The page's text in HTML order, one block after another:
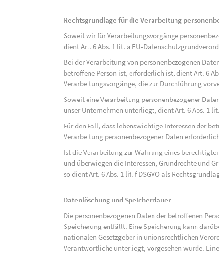
Rechtsgrundlage für die Verarbeitung
Soweit wir für Verarbeitungsvorgänge
dient Art. 6 Abs. 1 lit. a EU-
Bei der Verarbeitung von personenbezogenen
betroffene Person ist, erforderlich ist, dient Art. 6
Verarbeitungsvorgänge, die zur Durchführung
Soweit eine Verarbeitung personenbezogener
unser Unternehmen unterliegt, dient Art. 6 Abs. 1
Für den Fall, dass lebenswichtige Interessen der
Verarbeitung personenbezogener Daten
Ist die Verarbeitung zur Wahrung eines
und überwiegen die Interessen, Grundrechte und
so dient Art. 6 Abs. 1 lit. f DSGVO als
Datenlöschung und Speicherdauer
Die personenbezogenen Daten der betroffenen
Speicherung entfällt. Eine Speicherung kann
nationalen Gesetzgeber in unionsrechtlichen
Verantwortliche unterliegt, vorgesehen wurde.